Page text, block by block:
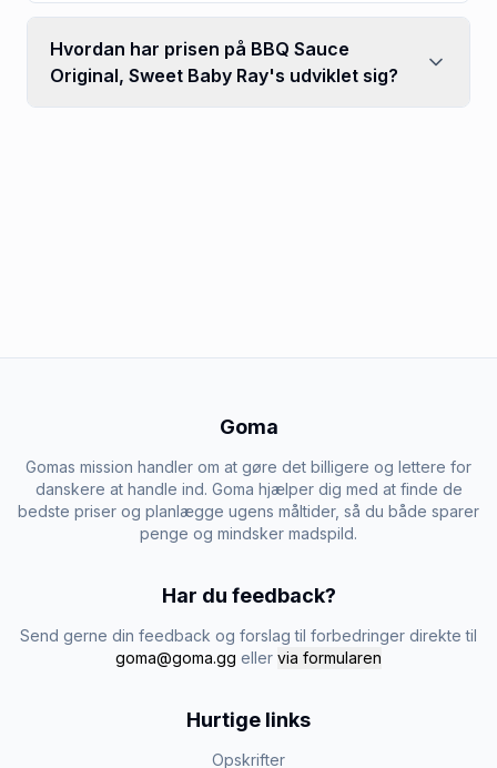
Hvordan har prisen på BBQ Sauce
Original, Sweet Baby Ray's udviklet sig?
Goma
Gomas mission handler om at gøre det billigere og lettere for
danskere at handle ind. Goma hjælper dig med at finde de
bedste priser og planlægge ugens måltider, så du både sparer
penge og mindsker madspild.
Har du feedback?
Send gerne din feedback og forslag til forbedringer direkte til
goma@goma.gg eller via formularen
Hurtige links
Opskrifter